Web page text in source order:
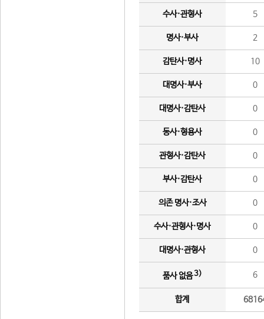
수사·관형사 5
명사·부사 2
감탄사·명사 10
대명사·부사 0
대명사·감탄사 0
동사·형용사 0
관형사·감탄사 0
부사·감탄사 0
의존 명사·조사 0
수사·관형사·명사 0
대명사·관형사 0
품사 없음3) 6
합계